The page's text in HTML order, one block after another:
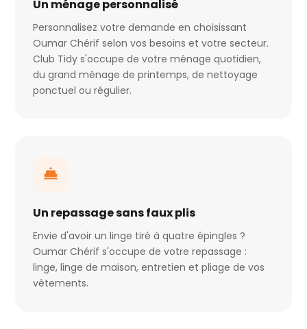
Un ménage personnalisé
Personnalisez votre demande en choisissant
Oumar Chérif selon vos besoins et votre secteur.
Club Tidy s'occupe de votre ménage quotidien,
du grand ménage de printemps, de nettoyage
ponctuel ou régulier.
Un repassage sans faux plis
Envie d'avoir un linge tiré à quatre épingles ?
Oumar Chérif s'occupe de votre repassage :
linge, linge de maison, entretien et pliage de vos
vêtements.